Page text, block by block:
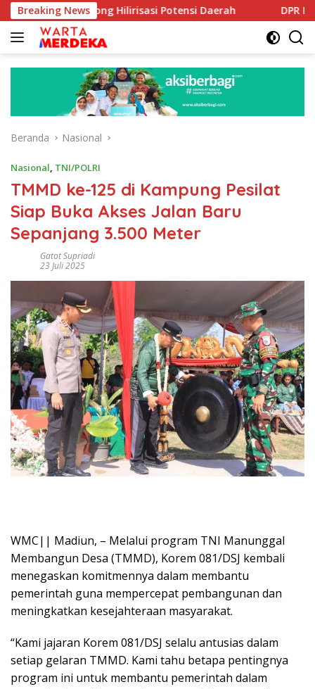
Langsung
ke
konten
Breaking News
Hilirisasi Potensi Daerah DPR Dorong
Beranda Nasional
Nasional, TNI/POLRI
TMMD ke-125 di Kampung Pesilat
Siap Buka Akses Jalan Baru
Sepanjang 3.500 Meter
Gatot Supriadi
23 Juli 2025
WMC|| Madiun, – Melalui program TNI Manunggal
Membangun Desa (TMMD), Korem 081/DSJ kembali
menegaskan komitmennya dalam membantu
pemerintah guna mempercepat pembangunan dan
meningkatkan kesejahteraan masyarakat.
“Kami jajaran Korem 081/DSJ selalu antusias dalam
setiap gelaran TMMD. Kami tahu betapa pentingnya
program ini untuk membantu pemerintah dalam